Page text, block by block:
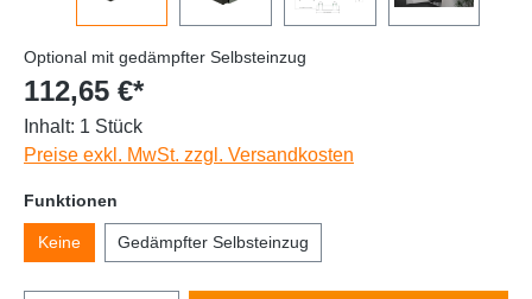
Optional mit gedämpfter Selbsteinzug
112,65 €*
Inhalt: 1 Stück
Preise exkl. MwSt. zzgl. Versandkosten
Funktionen
Keine Gedämpfter Selbsteinzug